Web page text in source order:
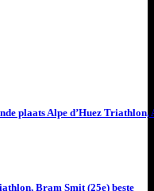
plaats Alpe d’Huez Triathlon,
Bram Smit (25e) beste